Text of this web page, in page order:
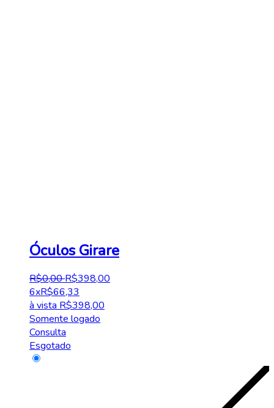
Óculos Girare
R$0,00R$398,00
6xR$66,33
à vistaR$398,00
Somente logado
Consulta
Esgotado